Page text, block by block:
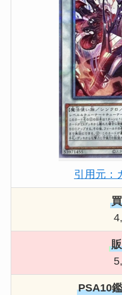
引用元：
PSA10